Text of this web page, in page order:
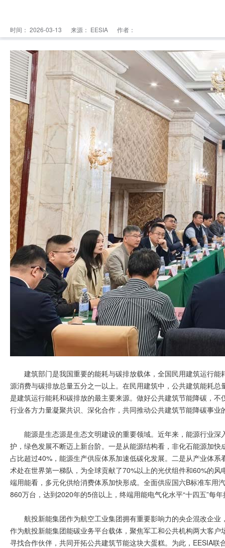
时间： 2026-03-13 来源： EESIA 作者：
建筑部门是我国重要的能耗与碳排放载体，全国民用建筑运行
源消费与碳排放总量五分之一以上。在民用建筑中，公共建筑能耗
是建筑运行能耗和碳排放的最主要来源。做好公共建筑节能降碳，
行业各方力量凝聚共识、深化合作，共同推动公共建筑节能降碳事业
能源是生态源是生态文明建设的重要领域。近年来，能源行业
护，绿色发展不断迈上新台阶。一是从能源结构看，非化石能源加
占比超过40%，能源生产供应体系加速低碳化发展。二是从产业体
术处在世界第一梯队，为全球贡献了70%以上的光伏组件和60%的
端用能看，多元化供给消费体系加快形成。全面供应国六B标准车用
860万台，达到2020年的5倍以上，终端用能电气化水平“十四五”每
航投新能集团作为航空工业集团拥有重要影响力的央企混改企
作为航投新能集团能碳业务平台载体，聚焦军工和公共机构两大客
寻找合作伙伴，共同开拓公共建筑节能这块大蛋糕。为此，EESIA